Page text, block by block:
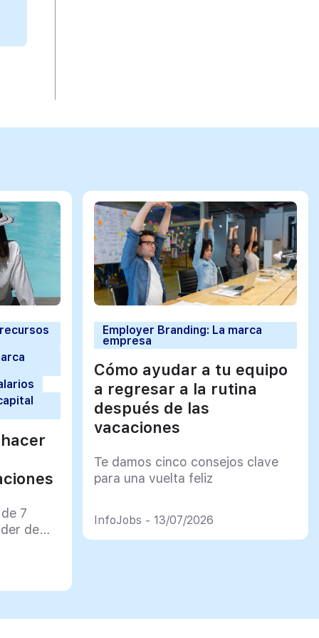
7
de
Employer Branding: La marca
empresa
Cómo ayudar a tu equipo
a regresar a la rutina
después de las
vacaciones
Te damos cinco consejos clave
para una vuelta feliz
InfoJobs - 13/07/2026